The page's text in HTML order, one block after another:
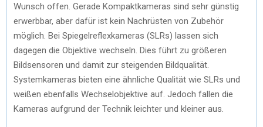
Wunsch offen. Gerade Kompaktkameras sind sehr günstig
erwerbbar, aber dafür ist kein Nachrüsten von Zubehör
möglich. Bei Spiegelreflexkameras (SLRs) lassen sich
dagegen die Objektive wechseln. Dies führt zu größeren
Bildsensoren und damit zur steigenden Bildqualität.
Systemkameras bieten eine ähnliche Qualität wie SLRs und
weißen ebenfalls Wechselobjektive auf. Jedoch fallen die
Kameras aufgrund der Technik leichter und kleiner aus.